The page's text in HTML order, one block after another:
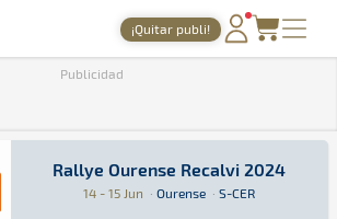
· Revista del motor desde 1999
¡Quitar publi!
NOTICIAS
AGENDA
Publicidad
Rallye Ourense Recalvi 2024
Rallye Ourense Recalvi 2024
14 - 15 Jun · Ourense · S-CER
Rally · Rallye Ourense Recalvi 2024 · S-
Ourense